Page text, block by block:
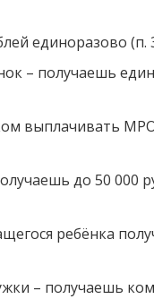
единоразово (п.
– получаешь
выплачивать
до 50 000
ребёнка
– получаешь